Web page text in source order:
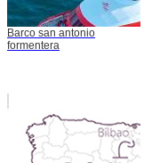
Barco san antonio
formentera